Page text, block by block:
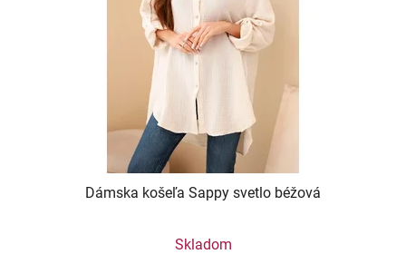
Dámska košeľa Sappy svetlo béžová
Skladom